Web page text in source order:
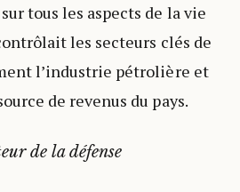
tous les aspects de la vie
les secteurs clés de
l’industrie pétrolière et
de revenus du pays.
de la défense